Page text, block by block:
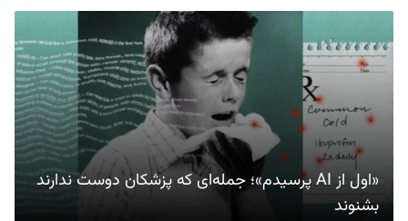
«اول از AI پرسیدم»؛ جمله‌ای که پزشکان دوست ندارند
بشنوند